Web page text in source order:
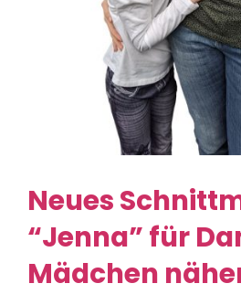
Neues
“Jenna” für
Mädchen